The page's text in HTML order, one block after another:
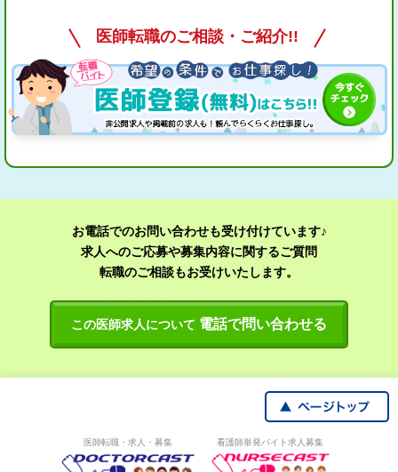
医師転職のご相談・ご紹介!!
お電話でのお問い合わせも受け付けています♪
求人へのご応募や募集内容に関するご質問
転職のご相談もお受けいたします。
この医師求人について 電話で問い合わせる
医師転職・求人・募集 看護師単発バイト求人募集